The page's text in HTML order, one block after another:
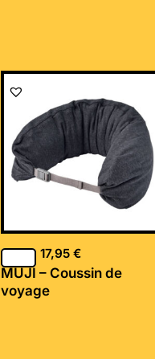
17,95 €
MUJI – Coussin de
voyage